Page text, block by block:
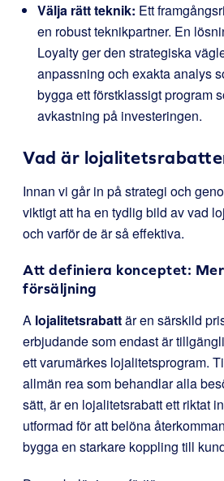
Välja rätt teknik: Ett
en robust teknikpartner. En
Loyalty ger den strategiska
anpassning och exakta analys
bygga ett förstklassigt program
avkastning på investeringen.
Vad är
Innan vi går in på strategi och
viktigt att ha en tydlig bild av vad
och varför de är så effektiva.
Att definiera konceptet:
försäljning
A lojalitetsrabattär en särskild
erbjudande som endast är
ett varumärkes lojalitetsprogram.
allmän rea som behandlar alla
sätt, är en lojalitetsrabatt ett riktat
utformad för att belöna
bygga en starkare koppling till